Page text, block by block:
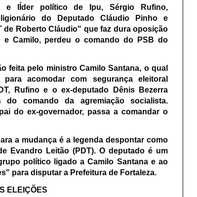
e lÍder político de Ipu, Sérgio Rufino,
do Deputado Cláudio Pinho e
de Roberto Cláudio" que faz dura oposição
e Camilo, perdeu o comando do PSB do
feita pelo ministro Camilo Santana, o qual
acomodar com segurança eleitoral
Rufino e o ex-deputado Dênis Bezerra
do comando da agremiação socialista.
do ex-governador, passa a comandar o
a mudança é a legenda despontar como
Evandro Leitão (PDT). O deputado é um
político ligado a Camilo Santana e ao
para disputar a Prefeitura de Fortaleza.
ELEIÇÕES